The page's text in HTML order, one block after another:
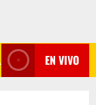
EN VIVO